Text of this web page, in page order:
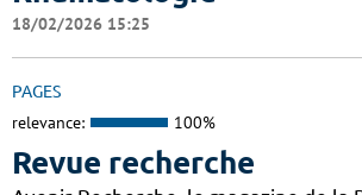
18/02/2026 15:25
PAGES
relevance: 100%
Revue recherche